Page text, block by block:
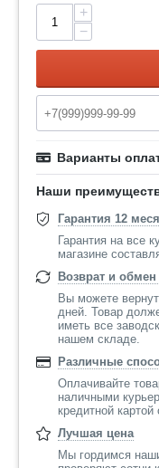
+
−
Варианты
Наши
Гарантия 12
Гарантия на все
магазине
Возврат и
Вы можете
дней. Товар
иметь все
нашем складе.
Различные
Оплачивайте
наличными
кредитной картой
Лучшая цена
Мы гордимся